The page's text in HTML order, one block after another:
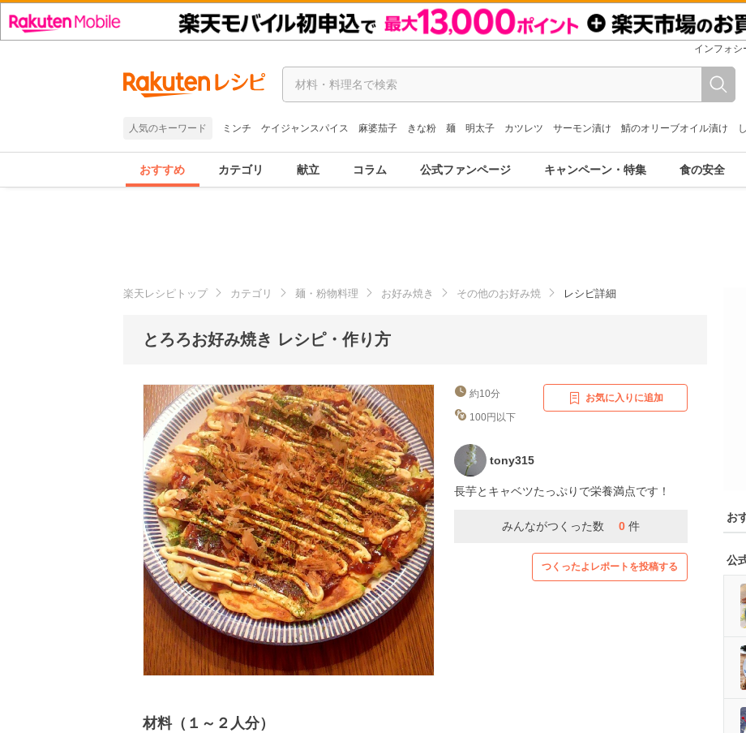
インフォシ
人気のキーワード ミンチ ケイジャンスパイス 麻婆茄子 きな粉 麺 明太子 カツレツ サーモン漬け 鯖のオリーブオイル漬け
おすすめ カテゴリ 献立 コラム 公式ファンページ キャンペーン・特集 食の安全
楽天レシピトップ カテゴリ 麺・粉物料理 お好み焼き その他のお好み焼 レシピ詳細
とろろお好み焼き レシピ・作り方
約10分
100円以下
お気に入りに追加
tony315
長芋とキャベツたっぷりで栄養満点です！
みんながつくった数 0 件
つくったよレポートを投稿する
材料（１～２人分）
お
公